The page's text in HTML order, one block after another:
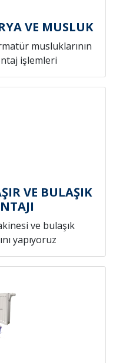
VE MUSLUK
musluklarının
işlemleri
VE BULAŞIK
ve bulaşık
yapıyoruz